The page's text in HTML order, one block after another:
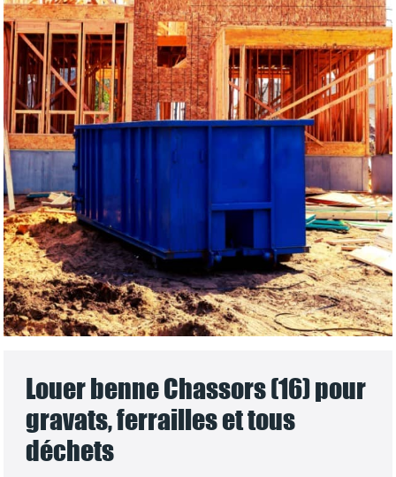
Louer benne Chassors (16) pour
gravats, ferrailles et tous
déchets